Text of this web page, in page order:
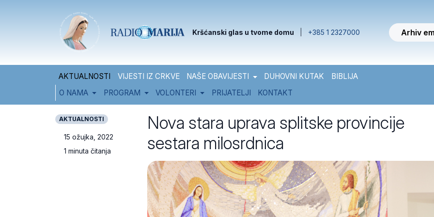
Kršćanski glas u tvome domu +385 1 2327000 Arhiv
AKTUALNOSTI VIJESTI IZ CRKVE NAŠE OBAVIJESTI DUHOVNI KUTAK
BIBLIJA
O NAMA
PROGRAM VOLONTERI PRIJATELJI KONTAKT
AKTUALNOSTI
15 ožujka, 2022
1 minuta čitanja
Nova stara uprava splitske provincije
sestara milosrdnica